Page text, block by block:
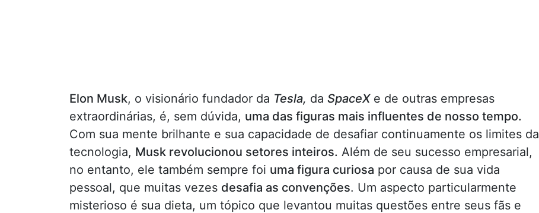
Elon Musk, o visionário fundador da Tesla, da SpaceXe de outras empresas
extraordinárias, é, sem dúvida, uma das figuras mais influentes de nosso tempo.
Com sua mente brilhante e sua capacidade de desafiar continuamente os limites da
tecnologia, Musk revolucionou setores inteiros. Além de seu sucesso empresarial,
no entanto, ele também sempre foi uma figura curiosa por causa de sua vida
pessoal, que muitas vezes desafia as convenções. Um aspecto particularmente
misterioso é sua dieta, um tópico que levantou muitas questões entre seus fãs e